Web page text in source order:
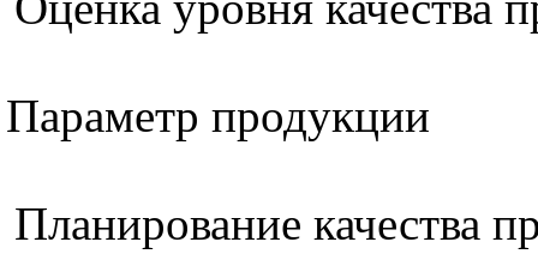
Параметр продукции
Планирование качества